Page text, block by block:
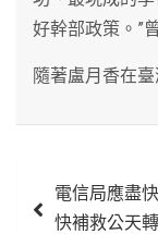
好幹部政策。”
隨著盧月香在
章
電信局應盡
快補救公天